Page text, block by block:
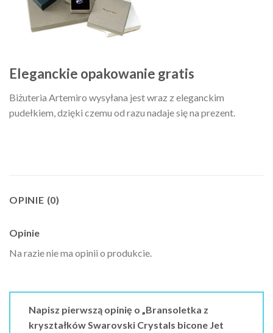
Eleganckie opakowanie gratis
Biżuteria Artemiro wysyłana jest wraz z eleganckim
pudełkiem, dzięki czemu od razu nadaje się na prezent.
OPINIE (0)
Opinie
Na razie nie ma opinii o produkcie.
Napisz pierwszą opinię o „Bransoletka z
kryształków Swarovski Crystals bicone Jet